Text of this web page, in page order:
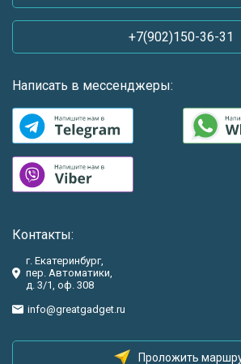
+7(902)150-36-31
Написать в мессенджеры:
Контакты:
г. Екатеринбург,
пер. Автоматики,
д. 3/1, оф. 308
info@greatgadget.ru
Проложить